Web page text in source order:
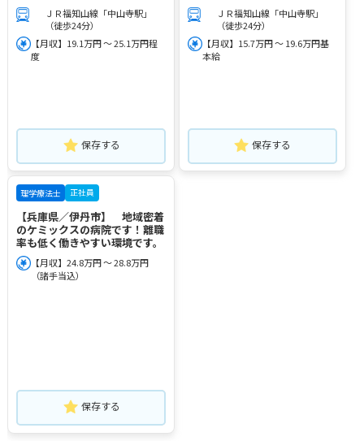
ＪＲ福知山線「中山寺駅」
（徒歩24分）
【月収】19.1万円 ～ 25.1万円程
度
保存する
ＪＲ福知山線「中山寺駅」
（徒歩24分）
【月収】15.7万円 ～ 19.6万円基
本給
保存する
理学療法士 正社員
【兵庫県／伊丹市】 地域密着
のケミックスの病院です！離職
率も低く働きやすい環境です。
【月収】24.8万円 ～ 28.8万円
（諸手当込）
保存する